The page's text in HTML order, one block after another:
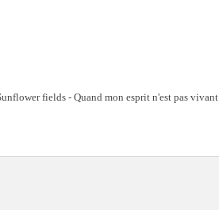
fields - Quand mon esprit n'est pas vivant